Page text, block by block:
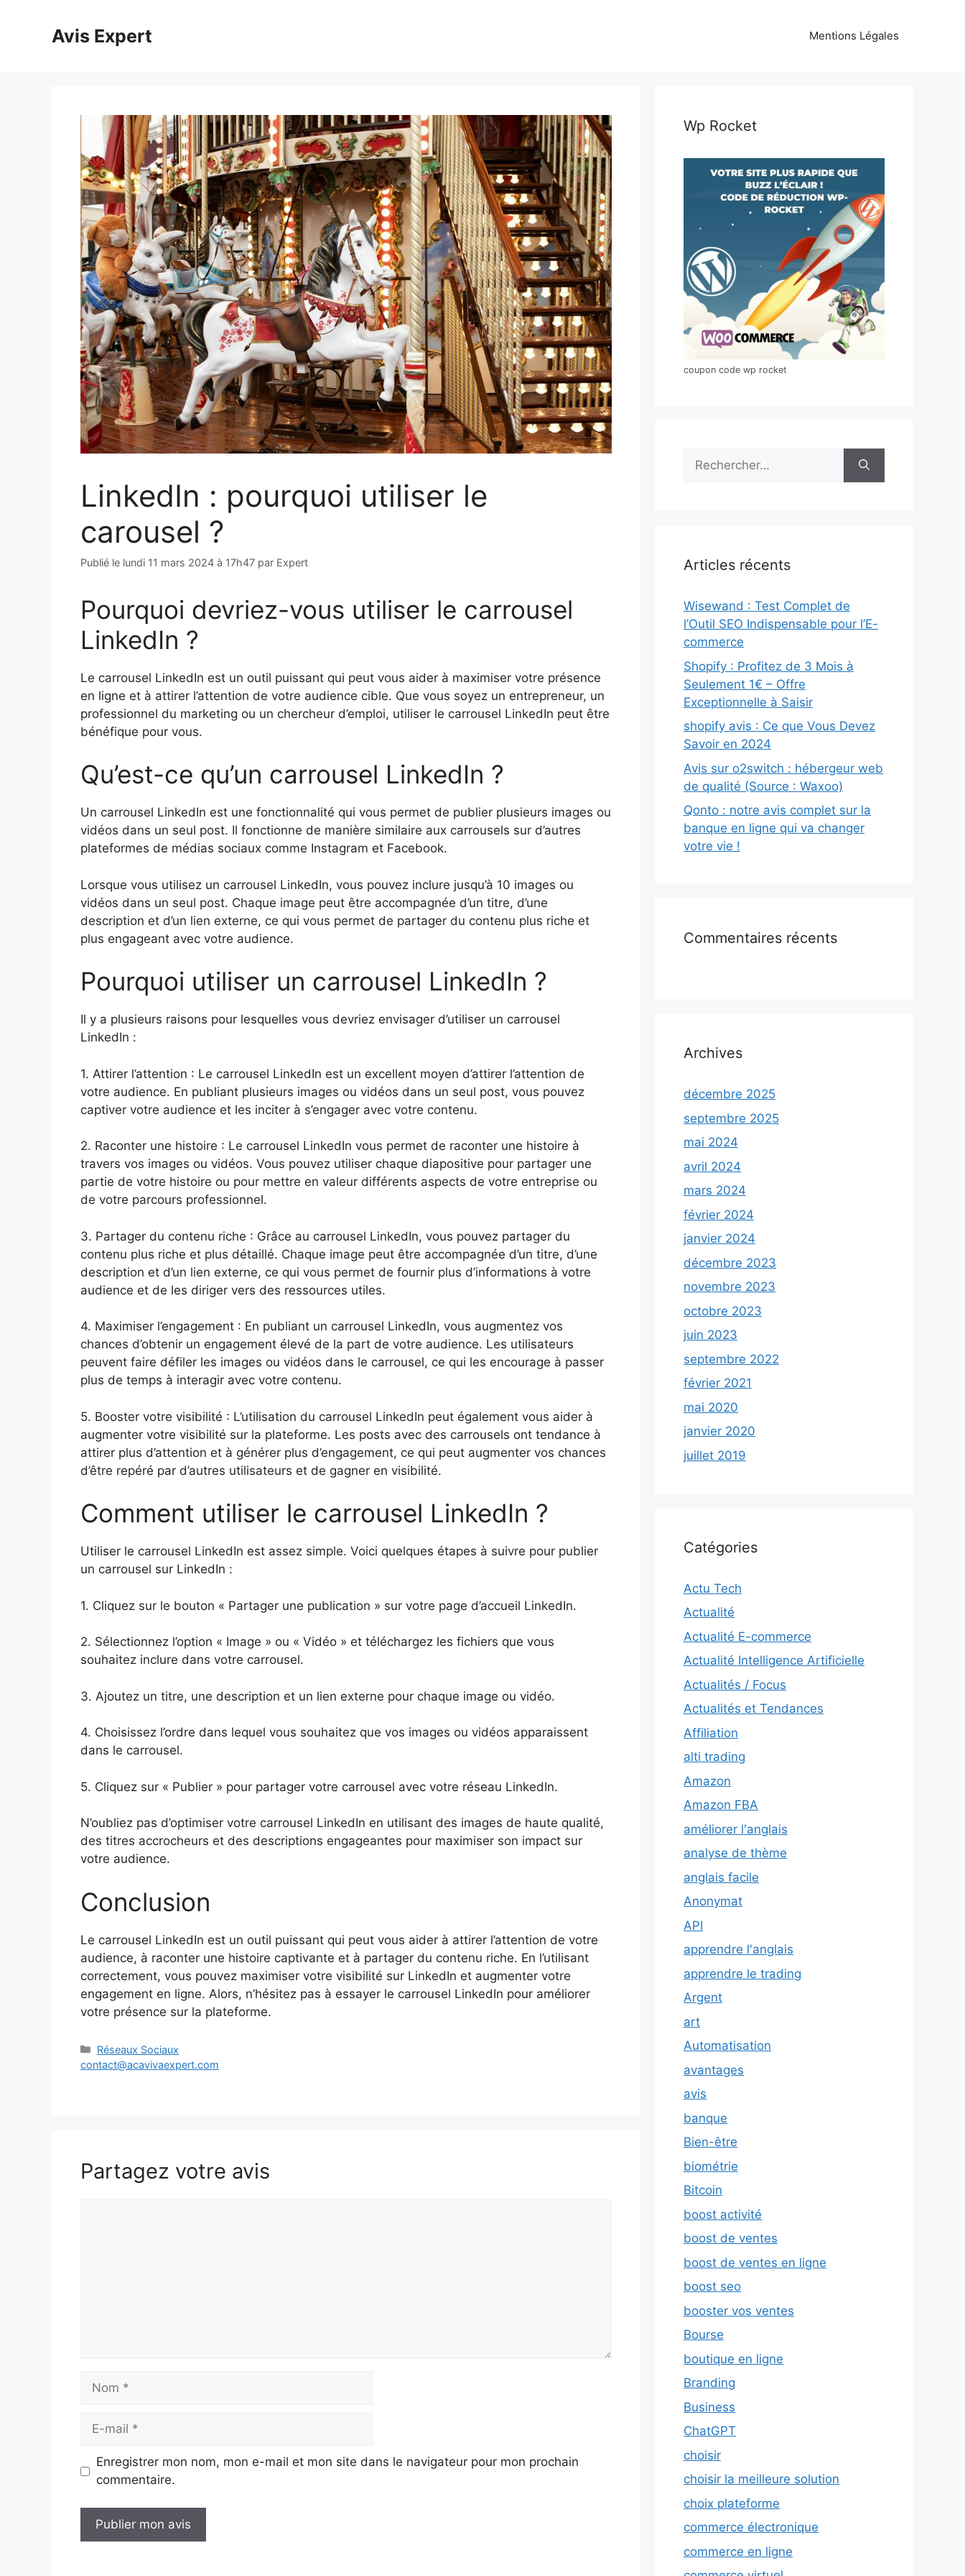
Avis Expert Mentions Légales
LinkedIn : pourquoi utiliser le
carousel ?
Publié le lundi 11 mars 2024 à 17h47 par Expert
Pourquoi devriez-vous utiliser le carrousel
LinkedIn ?
Le carrousel LinkedIn est un outil puissant qui peut vous aider à maximiser votre présence
en ligne et à attirer l’attention de votre audience cible. Que vous soyez un entrepreneur, un
professionnel du marketing ou un chercheur d’emploi, utiliser le carrousel LinkedIn peut être
bénéfique pour vous.
Qu’est-ce qu’un carrousel LinkedIn ?
Un carrousel LinkedIn est une fonctionnalité qui vous permet de publier plusieurs images ou
vidéos dans un seul post. Il fonctionne de manière similaire aux carrousels sur d’autres
plateformes de médias sociaux comme Instagram et Facebook.
Lorsque vous utilisez un carrousel LinkedIn, vous pouvez inclure jusqu’à 10 images ou
vidéos dans un seul post. Chaque image peut être accompagnée d’un titre, d’une
description et d’un lien externe, ce qui vous permet de partager du contenu plus riche et
plus engageant avec votre audience.
Pourquoi utiliser un carrousel LinkedIn ?
Il y a plusieurs raisons pour lesquelles vous devriez envisager d’utiliser un carrousel
LinkedIn :
1. Attirer l’attention : Le carrousel LinkedIn est un excellent moyen d’attirer l’attention de
votre audience. En publiant plusieurs images ou vidéos dans un seul post, vous pouvez
captiver votre audience et les inciter à s’engager avec votre contenu.
2. Raconter une histoire : Le carrousel LinkedIn vous permet de raconter une histoire à
travers vos images ou vidéos. Vous pouvez utiliser chaque diapositive pour partager une
partie de votre histoire ou pour mettre en valeur différents aspects de votre entreprise ou
de votre parcours professionnel.
3. Partager du contenu riche : Grâce au carrousel LinkedIn, vous pouvez partager du
contenu plus riche et plus détaillé. Chaque image peut être accompagnée d’un titre, d’une
description et d’un lien externe, ce qui vous permet de fournir plus d’informations à votre
audience et de les diriger vers des ressources utiles.
4. Maximiser l’engagement : En publiant un carrousel LinkedIn, vous augmentez vos
chances d’obtenir un engagement élevé de la part de votre audience. Les utilisateurs
peuvent faire défiler les images ou vidéos dans le carrousel, ce qui les encourage à passer
plus de temps à interagir avec votre contenu.
5. Booster votre visibilité : L’utilisation du carrousel LinkedIn peut également vous aider à
augmenter votre visibilité sur la plateforme. Les posts avec des carrousels ont tendance à
attirer plus d’attention et à générer plus d’engagement, ce qui peut augmenter vos chances
d’être repéré par d’autres utilisateurs et de gagner en visibilité.
Comment utiliser le carrousel LinkedIn ?
Utiliser le carrousel LinkedIn est assez simple. Voici quelques étapes à suivre pour publier
un carrousel sur LinkedIn :
1. Cliquez sur le bouton « Partager une publication » sur votre page d’accueil LinkedIn.
2. Sélectionnez l’option « Image » ou « Vidéo » et téléchargez les fichiers que vous
souhaitez inclure dans votre carrousel.
3. Ajoutez un titre, une description et un lien externe pour chaque image ou vidéo.
4. Choisissez l’ordre dans lequel vous souhaitez que vos images ou vidéos apparaissent
dans le carrousel.
5. Cliquez sur « Publier » pour partager votre carrousel avec votre réseau LinkedIn.
N’oubliez pas d’optimiser votre carrousel LinkedIn en utilisant des images de haute qualité,
des titres accrocheurs et des descriptions engageantes pour maximiser son impact sur
votre audience.
Conclusion
Le carrousel LinkedIn est un outil puissant qui peut vous aider à attirer l’attention de votre
audience, à raconter une histoire captivante et à partager du contenu riche. En l’utilisant
correctement, vous pouvez maximiser votre visibilité sur LinkedIn et augmenter votre
engagement en ligne. Alors, n’hésitez pas à essayer le carrousel LinkedIn pour améliorer
votre présence sur la plateforme.
Catégories
Réseaux Sociaux
contact@acavivaexpert.com
Partagez votre avis
Nom
Enregistrer mon nom, mon e-mail et mon site dans le navigateur pour mon prochain
commentaire.
Wp Rocket
coupon code wp rocket
Rechercher :
Articles récents
Wisewand : Test Complet de
l’Outil SEO Indispensable pour l’E-
commerce
Shopify : Profitez de 3 Mois à
Seulement 1€ – Offre
Exceptionnelle à Saisir
shopify avis : Ce que Vous Devez
Savoir en 2024
Avis sur o2switch : hébergeur web
de qualité (Source : Waxoo)
Qonto : notre avis complet sur la
banque en ligne qui va changer
votre vie !
Commentaires récents
Archives
décembre 2025
septembre 2025
mai 2024
avril 2024
mars 2024
février 2024
janvier 2024
décembre 2023
novembre 2023
octobre 2023
juin 2023
septembre 2022
février 2021
mai 2020
janvier 2020
juillet 2019
Catégories
Actu Tech
Actualité
Actualité E-commerce
Actualité Intelligence Artificielle
Actualités / Focus
Actualités et Tendances
Affiliation
alti trading
Amazon
Amazon FBA
améliorer l'anglais
analyse de thème
anglais facile
Anonymat
API
apprendre l'anglais
apprendre le trading
Argent
art
Automatisation
avantages
avis
banque
Bien-être
biométrie
Bitcoin
boost activité
boost de ventes
boost de ventes en ligne
boost seo
booster vos ventes
Bourse
boutique en ligne
Branding
Business
ChatGPT
choisir
choisir la meilleure solution
choix plateforme
commerce électronique
commerce en ligne